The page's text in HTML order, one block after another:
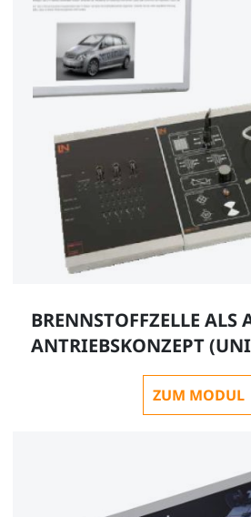
BRENNSTOFFZELLE ALS
ANTRIEBSKONZEPT
ZUM MODUL